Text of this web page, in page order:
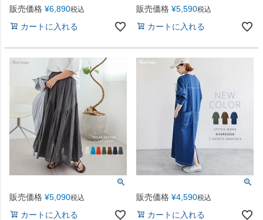
販売価格 ¥6,890税込
カートに入れる
販売価格 ¥5,590税込
カートに入れる
販売価格 ¥5,090税込
カートに入れる
販売価格 ¥4,590税込
カートに入れる